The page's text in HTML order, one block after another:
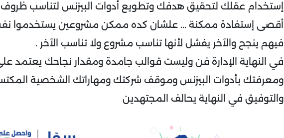
إستخدام عقلك لتحقيق هدفك وتطويع أدوات البيزنس لتناسب
أقصى إستفادة ممكنة ... علشان كده ممكن مشروعين يستخدموا
فيهم ينجح والآخر يفشل لأنها تناسب مشروع ولا تناسب الآخر .
في النهاية الإدارة فن وليست قوالب جامدة ومقدار نجاحك يعتمد
ومعرفتك بأدوات البيزنس وموقف شركتك ومهاراتك الشخصية
والتوفيق في النهاية يحالف المجتهدين